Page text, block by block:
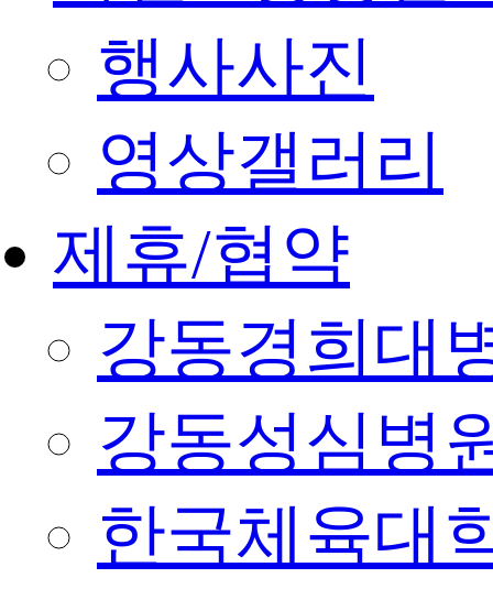
행사사진
영상갤러리
제휴/협약
강동경희대
강동성심병
한국체육대